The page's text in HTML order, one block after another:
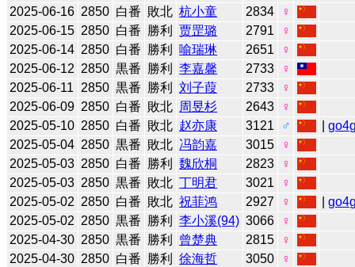
2025-06-16 2850 白番 敗北 杭小童 2834
♀
2025-06-15 2850 白番 勝利 贾罡璐 2791
♀
2025-06-14 2850 白番 勝利 喻瑞琳 2651
♀
2025-06-12 2850 黒番 勝利 李嘉馨 2733
♀
2025-06-11
2850 黒番 勝利 刘子葭 2733
♀
2025-06-09 2850 白番 敗北 周昱杉 2643
♀
2025-05-10 2850 白番 敗北 赵亦康 3121 ♂ |
2025-05-04 2850 黒番 敗北 冯韵嘉 3015
♀
2025-05-03 2850 白番 勝利 魏欣桐 2823
♀
2025-05-03 2850 黒番 敗北 丁明君 3021
♀
2025-05-02 2850 白番 敗北 祝菲鸿 2927 ♀ |
2025-05-02 2850 黒番 勝利 李小溪(94) 3066
♀
2025-04-30 2850 黒番 勝利 曾楚典 2815
♀
2025-04-30 2850 白番 勝利 徐海哲 3050 ♀